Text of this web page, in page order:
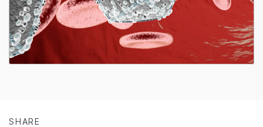
SHARE